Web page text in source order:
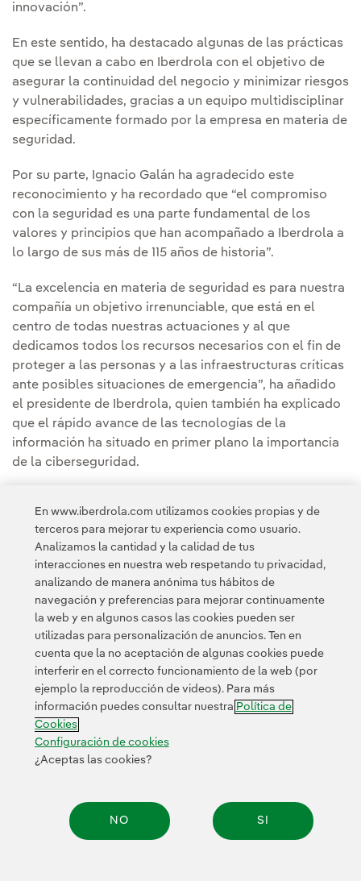
innovación”.
En este sentido, ha destacado algunas de las prácticas
que se llevan a cabo en Iberdrola con el objetivo de
asegurar la continuidad del negocio y minimizar riesgos
y vulnerabilidades, gracias a un equipo multidisciplinar
específicamente formado por la empresa en materia de
seguridad.
Por su parte, Ignacio Galán ha agradecido este
reconocimiento y ha recordado que “el compromiso
con la seguridad es una parte fundamental de los
valores y principios que han acompañado a Iberdrola a
lo largo de sus más de 115 años de historia”.
“La excelencia en materia de seguridad es para nuestra
compañía un objetivo irrenunciable, que está en el
centro de todas nuestras actuaciones y al que
dedicamos todos los recursos necesarios con el fin de
proteger a las personas y a las infraestructuras críticas
ante posibles situaciones de emergencia”, ha añadido
el presidente de Iberdrola, quien también ha explicado
que el rápido avance de las tecnologías de la
información ha situado en primer plano la importancia
de la ciberseguridad.
reconocer la labor que desarrolla la Guardia Civil, así
como su trabajo, abnegación, dedicación y valores.
Contacta Clientes Política de Privacidad Información legal
Transparencia en el uso de la IA Política de cookies
Configuración de cookies Accesibilidad Canal de denuncias
© 2026 Iberdrola, S.A. Reservados todos los derechos.
En www.iberdrola.com utilizamos cookies propias y de
terceros para mejorar tu experiencia como usuario.
Analizamos la cantidad y la calidad de tus
interacciones en nuestra web respetando tu privacidad,
analizando de manera anónima tus hábitos de
navegación y preferencias para mejorar continuamente
la web y en algunos casos las cookies pueden ser
utilizadas para personalización de anuncios. Ten en
cuenta que la no aceptación de algunas cookies puede
interferir en el correcto funcionamiento de la web (por
ejemplo la reproducción de videos). Para más
información puedes consultar nuestra Política de
Cookies
Configuración de cookies
¿Aceptas las cookies?
NO SI